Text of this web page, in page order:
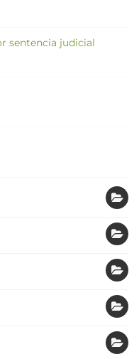
sentencia judicial